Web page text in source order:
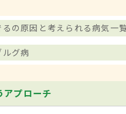
で宿主から最初の
についても謎の
では、1975年のジ
ア、1987年のケニ
共和国などでの感
るの原因と考えられる病気一
ルグ病
アプローチ